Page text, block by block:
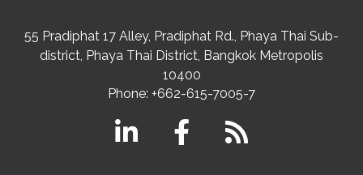
55 Pradiphat 17 Alley, Pradiphat Rd., Phaya Thai Sub-
district Phaya Thai District, Bangkok Metropolis
10400
Phone: +662-615-7005-7